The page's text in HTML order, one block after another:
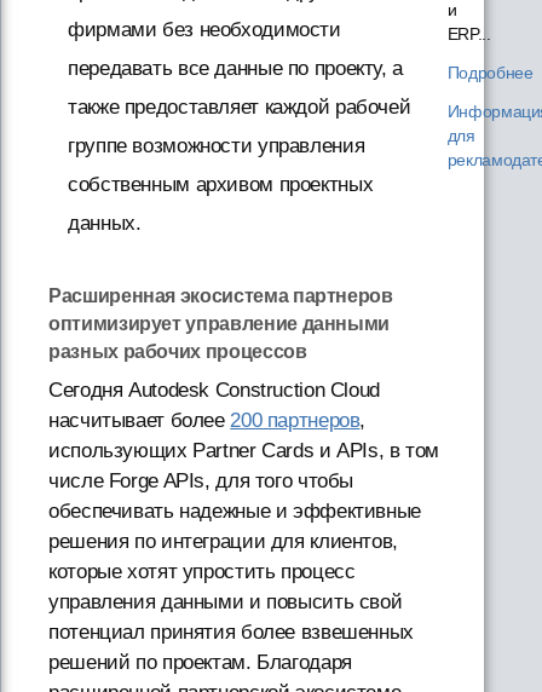
фирмами без необходимости
передавать все данные по проекту, а
также предоставляет каждой рабочей
группе возможности управления
собственным архивом проектных
данных.
Расширенная экосистема партнеров
оптимизирует управление данными
разных рабочих процессов
Сегодня Autodesk Construction Cloud
насчитывает более200 партнеров,
использующих Partner Cards и APIs, в том
числе Forge APIs, для того чтобы
обеспечивать надежные и эффективные
решения по интеграции для клиентов,
которые хотят упростить процесс
управления данными и повысить свой
потенциал принятия более взвешенных
решений по проектам. Благодаря
и
ERP...
Подробнее
для